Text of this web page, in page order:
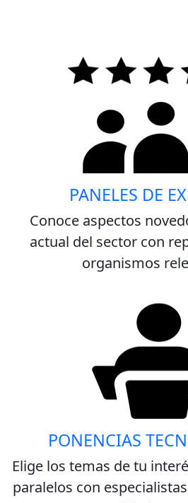
PANELES DE
Conoce aspectos
actual del sector con
organismos
PONENCIAS
Elige los temas de tu
paralelos con